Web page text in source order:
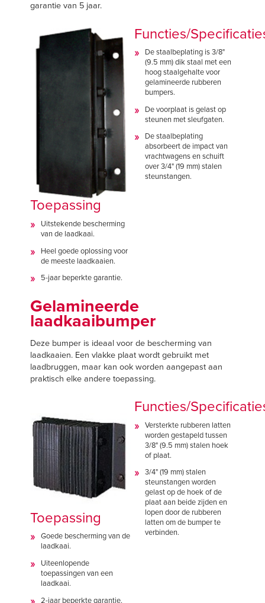
garantie van 5 jaar.
Toepassing
Uitstekende bescherming
van de laadkaai.
Heel goede oplossing voor
de meeste laadkaaien.
5-jaar beperkte garantie.
Functies/
De staalbeplating is 3/8"
(9.5 mm) dik staal met een
hoog staalgehalte voor
gelamineerde rubberen
bumpers.
De voorplaat is gelast op
steunen met sleufgaten.
De staalbeplating
absorbeert de impact van
vrachtwagens en schuift
over 3/4" (19 mm) stalen
steunstangen.
Gelamineerde
laadkaaibumper
Deze bumper is ideaal voor de bescherming van
laadkaaien. Een vlakke plaat wordt gebruikt met
laadbruggen, maar kan ook worden aangepast aan
praktisch elke andere toepassing.
Toepassing
Goede bescherming van de
laadkaai.
Uiteenlopende
toepassingen van een
laadkaai.
2-jaar beperkte garantie.
Functies/
Versterkte rubberen latten
worden gestapeld tussen
3/8" (9.5 mm) stalen hoek
of plaat.
3/4" (19 mm) stalen
steunstangen worden
gelast op de hoek of de
plaat aan beide zijden en
lopen door de rubberen
latten om de bumper te
verbinden.